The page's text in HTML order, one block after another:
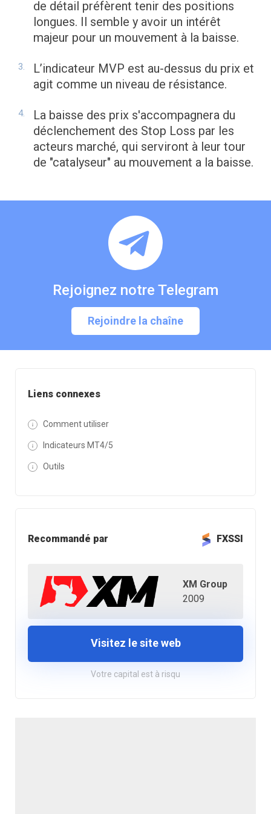
Liens connexes
Comment utiliser
Indicateurs MT4/5
Outils
Recommandé par FXSSI
XM Group
2009
Visitez le site web
Votre capital est à risqu
de détail préfèrent tenir des positions
longues. Il semble y avoir un intérêt
majeur pour un mouvement à la baisse.
L’indicateur MVP est au-dessus du prix et
agit comme un niveau de résistance.
La baisse des prix s'accompagnera du
déclenchement des Stop Loss par les
acteurs marché, qui serviront à leur tour
de "catalyseur" au mouvement a la baisse.
Rejoignez notre Telegram
Rejoindre la chaîne